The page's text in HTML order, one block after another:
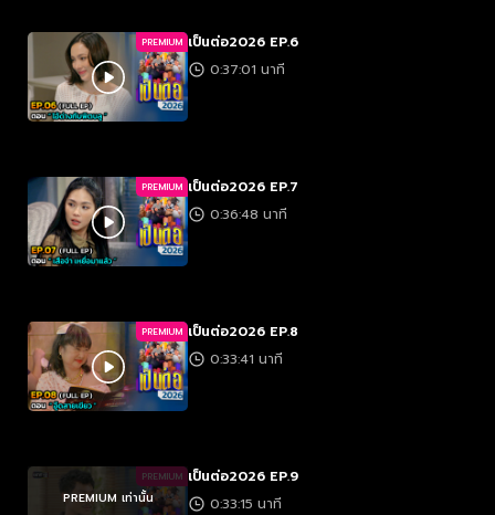
PREMIUM เป็นต่อ2026 EP.6
0:37:01 นาที
PREMIUM เป็นต่อ2026 EP.7
0:36:48 นาที
PREMIUM เป็นต่อ2026 EP.8
0:33:41 นาที
PREMIUM
PREMIUM เท่านั้น
เป็นต่อ2026 EP.9
0:33:15 นาที